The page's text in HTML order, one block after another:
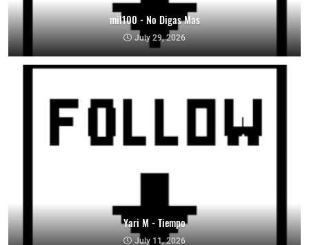
mil100 - No Digas Mas
July 29, 2026
Yari M - Tiempo
July 11, 2026